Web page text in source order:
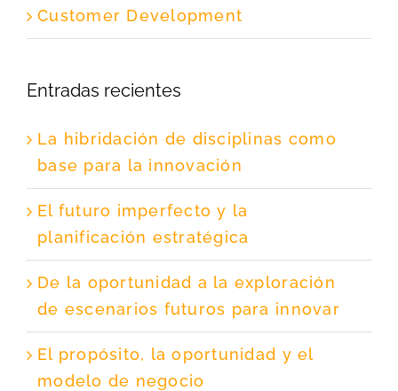
Customer Development
Entradas recientes
La hibridación de disciplinas como
base para la innovación
El futuro imperfecto y la
planificación estratégica
De la oportunidad a la exploración
de escenarios futuros para innovar
El propósito, la oportunidad y el
modelo de negocio